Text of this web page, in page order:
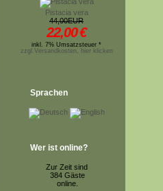
Pistacia vera
44,00EUR
22,00€
inkl. 7% Umsatzsteuer *
zzgl.Versandkosten, hier klicken
Sprachen
Wer ist online?
Zur Zeit sind
384 Gäste
online.